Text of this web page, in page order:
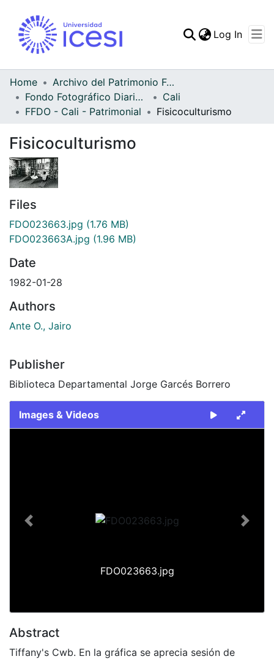
Statistics
Log In
Home
Archivo del Patrimonio Fotográfico y Fílmico del Valle del Cauca
Fondo Fotográfico Diario Occidente
Cali
FFDO - Cali - Patrimonial
Fisicoculturismo
Fisicoculturismo
Files
FDO023663.jpg (1.76 MB)
FDO023663A.jpg (1.96 MB)
Date
1982-01-28
Authors
Ante O., Jairo
Publisher
Biblioteca Departamental Jorge Garcés Borrero
Images & Videos
FDO023663.jpg
Previous Next
Abstract
Tiffany's Cwb. En la gráfica se aprecia sesión de